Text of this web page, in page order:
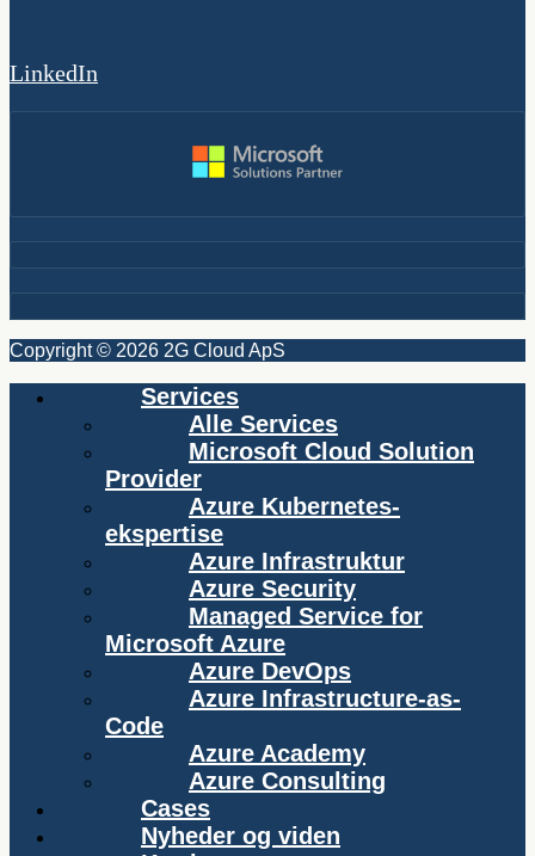
LinkedIn
Copyright © 2026 2G Cloud ApS
Services
Alle Services
Microsoft Cloud Solution
Provider
Azure Kubernetes-
ekspertise
Azure Infrastruktur
Azure Security
Managed Service for
Microsoft Azure
Azure DevOps
Azure Infrastructure-as-
Code
Azure Academy
Azure Consulting
Cases
Nyheder og viden